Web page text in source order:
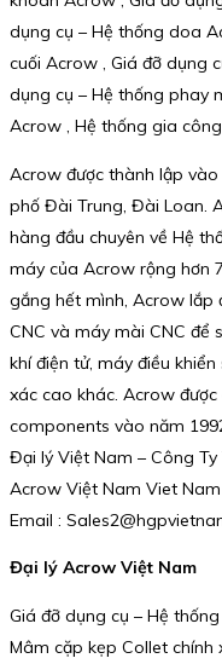
dụng cụ – Hệ thống doa
cuối Acrow , Giá đỡ dụng
dụng cụ – Hệ thống phay
Acrow , Hệ thống gia
Acrow được thành lập
phố Đài Trung, Đài Loan.
hàng đầu chuyên về Hệ
máy của Acrow rộng hơn
gắng hết mình, Acrow lắp
CNC và máy mài CNC để
khí điện tử, máy điều
xác cao khác. Acrow được
components vào năm
Đại lý Việt Nam – Công Ty
Acrow Việt Nam Viet
Email :
Đại lý Acrow Việt Nam
Giá đỡ dụng cụ – Hệ
Mâm cặp kẹp Collet chính